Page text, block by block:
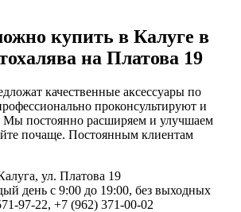
купить в Калуге в
на Платова 19
качественные аксессуары по
проконсультируют и
Мы постоянно расширяем и улучшаем
почаще. Постоянным клиентам
ул. Платова 19
день с 9:00 до 19:00, без выходных
97-22, +7 (962) 371-00-02